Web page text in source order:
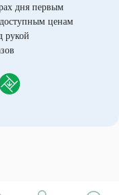
дня первым
ценам
рукой